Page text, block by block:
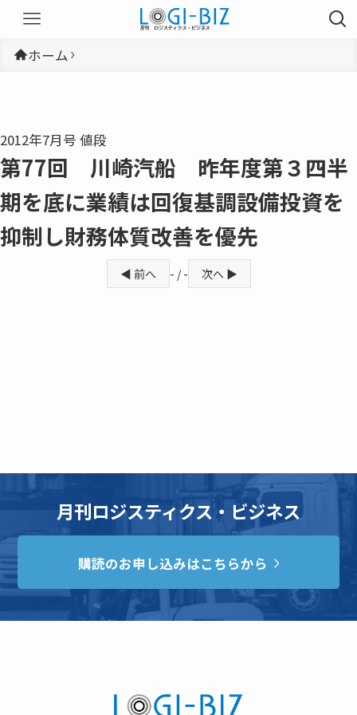
ホーム
2012年7月号 値段
第77回 川崎汽船 昨年度第３四半
期を底に業績は回復基調設備投資を
抑制し財務体質改善を優先
◀ 前へ - / - 次へ ▶
月刊ロジスティクス・ビジネス
購読のお申し込みはこちらから